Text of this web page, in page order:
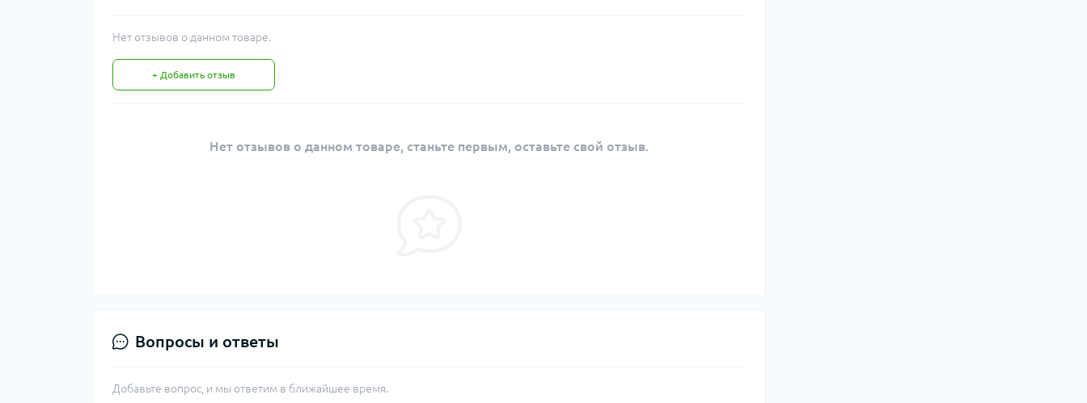
Нет отзывов о данном товаре.
+ Добавить отзыв
Нет отзывов о данном товаре, станьте первым, оставьте свой отзыв.
Вопросы и ответы
Добавьте вопрос, и мы ответим в ближайшее время.